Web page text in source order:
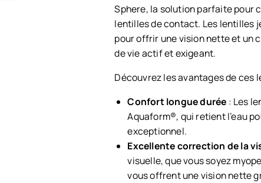
Sphere, la solution parfaite pour
lentilles de contact. Les lentilles
pour offrir une vision nette et un
de vie actif et exigeant.
Découvrez les avantages de ces
Confort longue durée : Les
Aquaform®, qui retient l’eau
exceptionnel.
Excellente correction de la
visuelle, que vous soyez
vous offrent une vision nette